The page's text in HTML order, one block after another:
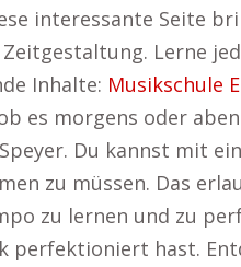
interessante Seite
Lerne
Inhalte: Musikschule
es morgens oder
Du kannst mit
zu müssen. Das
zu lernen und zu
perfektioniert hast.